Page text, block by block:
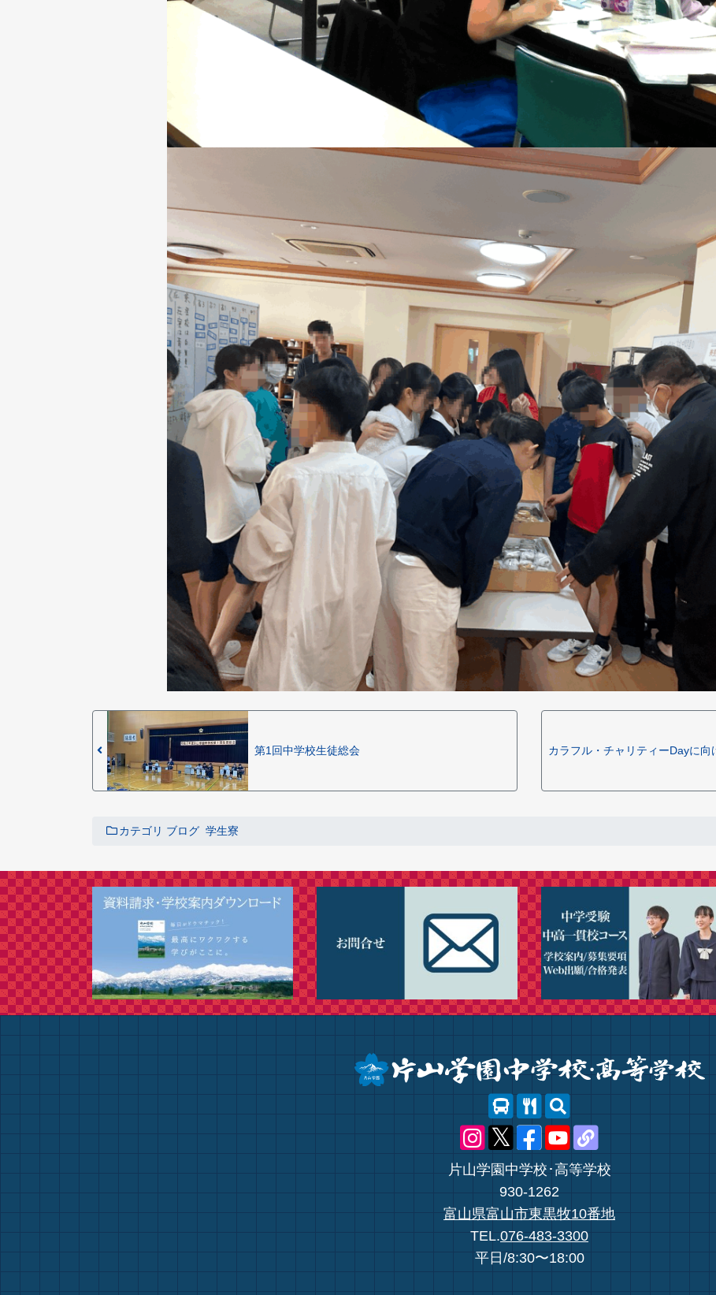
第1回中学校生徒総会 カラフル・チャリティーDayに向
カテゴリ ブログ 学生寮
片山学園中学校･高等学校
930-1262
富山県富山市東黒牧10番地
TEL.076-483-3300
平日/8:30〜18:00